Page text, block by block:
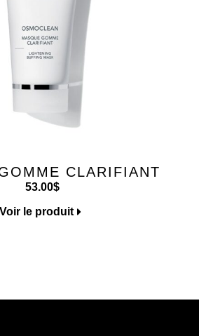
CLARIFIANT
53.00$
Voir le produit